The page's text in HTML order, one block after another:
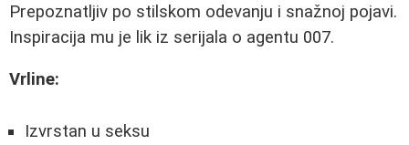
Prepoznatljiv po stilskom odevanju i snažnoj pojavi.
Inspiracija mu je lik iz serijala o agentu 007.
Vrline:
Izvrstan u seksu